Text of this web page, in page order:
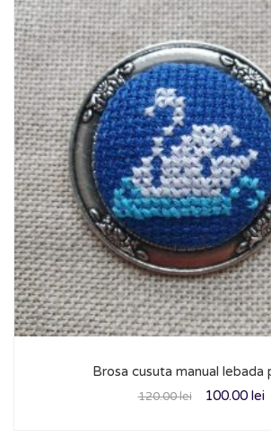
Brosa cusuta manual lebada
120.00lei 100.00 lei